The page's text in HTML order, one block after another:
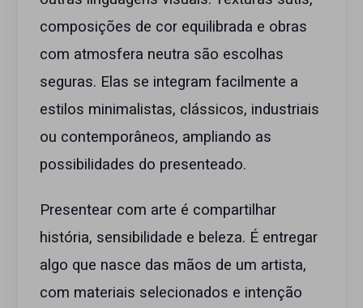
composições de cor equilibrada e obras
com atmosfera neutra são escolhas
seguras. Elas se integram facilmente a
estilos minimalistas, clássicos, industriais
ou contemporâneos, ampliando as
possibilidades do presenteado.
Presentear com arte é compartilhar
história, sensibilidade e beleza. É entregar
algo que nasce das mãos de um artista,
com materiais selecionados e intenção